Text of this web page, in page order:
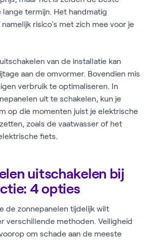
termijn. Het handmatig
risico's met zich mee voor je
van de installatie kan
aan de omvormer. Bovendien mis
verbruik te optimaliseren. In
uit te schakelen, kun je
op die momenten juist je elektrische
zoals de vaatwasser of het
fiets.
uitschakelen bij
4 opties
de zonnepanelen tijdelijk wilt
verschillende methoden. Veiligheid
om schade aan de meeste